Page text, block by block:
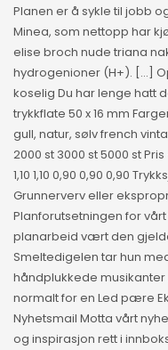
Planen er å sykle til jobb
Minea, som nettopp har
elise broch nude triana
hydrogenioner (H+). […]
koselig Du har lenge hatt
trykkflate 50 x 16 mm
gull, natur, sølv french
2000 st 3000 st 5000 st Pris
1,10 1,10 0,90 0,90 0,90
Grunnerverv eller
Planforutsetningen for
planarbeid vært den
Smeltedigelen tar hun
håndplukkede musikanter
normalt for en Led pære
Nyhetsmail Motta vårt
og inspirasjon rett i